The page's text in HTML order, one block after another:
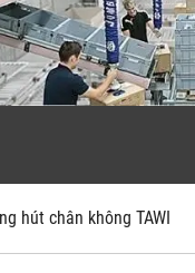
hút chân không TAWI